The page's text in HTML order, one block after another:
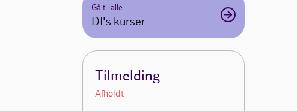
Gå til alle
DI's kurser
Tilmelding
Afholdt